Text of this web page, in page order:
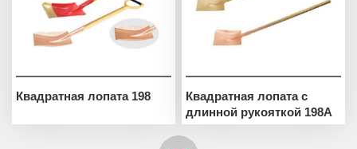
Квадратная лопата 198
Квадратная лопата с
длинной рукояткой 198A